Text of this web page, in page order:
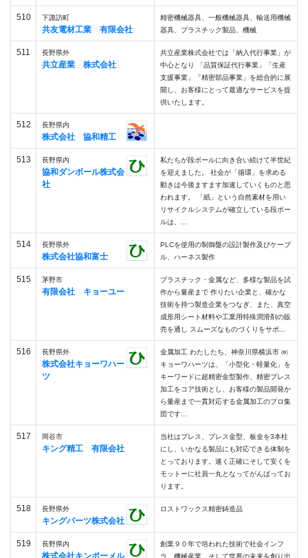
510 下諏訪町
共友電材工業 有限会社
精密機械器具、一般機械器具、輸送用機械
器具、プラスチック製品、機械
511 長野県外
共立産業 株式会社
共立産業株式会社では「納入代行事業」が
中心となり 「品質保証代行事業」「生産
支援事業」「精密部品事業」を総合的に展
開し、お客様にとって最適なサービスを提
供いたします。
512 長野県内
株式会社 協和精工
513 長野県内
協和ダンボール株式会
社
私たちが段ボールに向き合い続けて半世紀
を迎えました。 社会が「循環」を求める
動きは今後ますます加速していくものと思
われます。 「紙」という自然素材を用い
リサイクルシステムが確立している段ボー
ルは、...
514 長野県外
株式会社協和富士
PLCを使用の制御盤の設計製作及びケーブ
ル、ハーネス製作
515 茅野市
有限会社 キョーユー
プラスチック・金属など、多様な製品を試
作から量産まで 作りたい企業と、確かな
技術を持つ製造企業をつなぎ、 ​​また、真空
成形用シート材料や工業用特殊潤滑剤の販
売を通し スムーズなものづくりをサポ...
516 長野県外
株式会社キョーワハー
ツ
金属加工 わたしたち、神奈川県横浜市 ㈱
キョーワハーツは、「小型化・軽量化」を
キーワードに超精密金型製作、精密プレス
加工をコア技術とし、お客様の製品開発か
ら量産まで一貫対応する金属加工のプロ集
団です...
517 岡谷市
キング精工 有限会社
当社はプレス、プレス金型、板金を3本柱
にし、いかなる製品にも対応できる体制を
とっております。速く正確にそして安くを
モットーに社員一丸となってがんばってお
ります。
518 長野県外
キングパーツ株式会社
ロストワックス精密鋳造品
519 長野県内
株式会社キンポーメル
創業９０年で培われた技術で社会インフ
ラ、機械産業、そして世界の未来を創り出